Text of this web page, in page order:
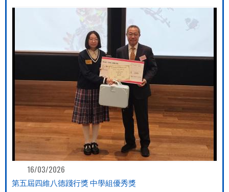
16/03/2026
第五屆四維八德踐行獎 中學組優秀獎